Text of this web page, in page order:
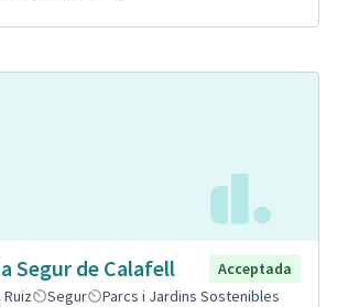
Segur de Calafell
Acceptada
Segur
Parcs i Jardins Sostenibles